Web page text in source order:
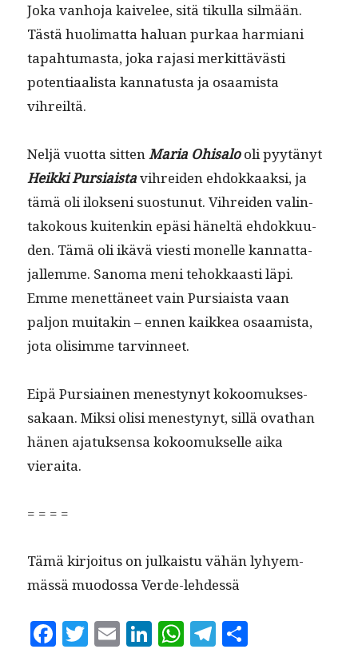
Joka van­ho­ja kaivelee, sitä tikul­la silmään.
Tästä huoli­mat­ta halu­an purkaa harmi­ani
tapah­tu­mas­ta, joka rajasi merkit­tävästi
poten­ti­aal­ista kan­na­tus­ta ja osaamista
vihreiltä.
Neljä vuot­ta sit­tenMaria Ohisa­looli pyytänyt
Heik­ki Pur­si­aistavihrei­den ehdokkaak­si, ja
tämä oli ilok­seni suos­tunut. Vihrei­den val­in­
takok­ous kuitenkin epäsi häneltä ehdokku­u­
den. Tämä oli ikävä viesti mon­elle kan­nat­ta­
jallemme. Sanoma meni tehokkaasti läpi.
Emme menet­täneet vain Pur­si­aista vaan
paljon muitakin – ennen kaikkea osaamista,
jota olisimme tarvinneet.
Eipä Pur­si­ainen men­estynyt kokoomuk­ses­
sakaan. Mik­si olisi men­estynyt, sil­lä ovathan
hänen ajatuk­sen­sa kokoomuk­selle aika
vieraita.
= = = =
Tämä kir­joi­tus on julka­istu vähän lyhyem­
mässä muo­dos­sa Verde-lehdessä
F
T
E
Li W T